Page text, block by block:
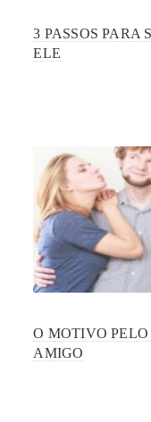
3 PASSOS PARA
ELE
O MOTIVO
AMIGO